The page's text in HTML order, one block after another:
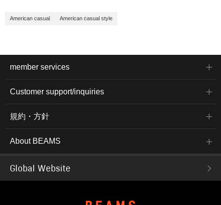
American casual American casual style
member services
Customer support/inquiries
規約・方針
About BEAMS
Global Website